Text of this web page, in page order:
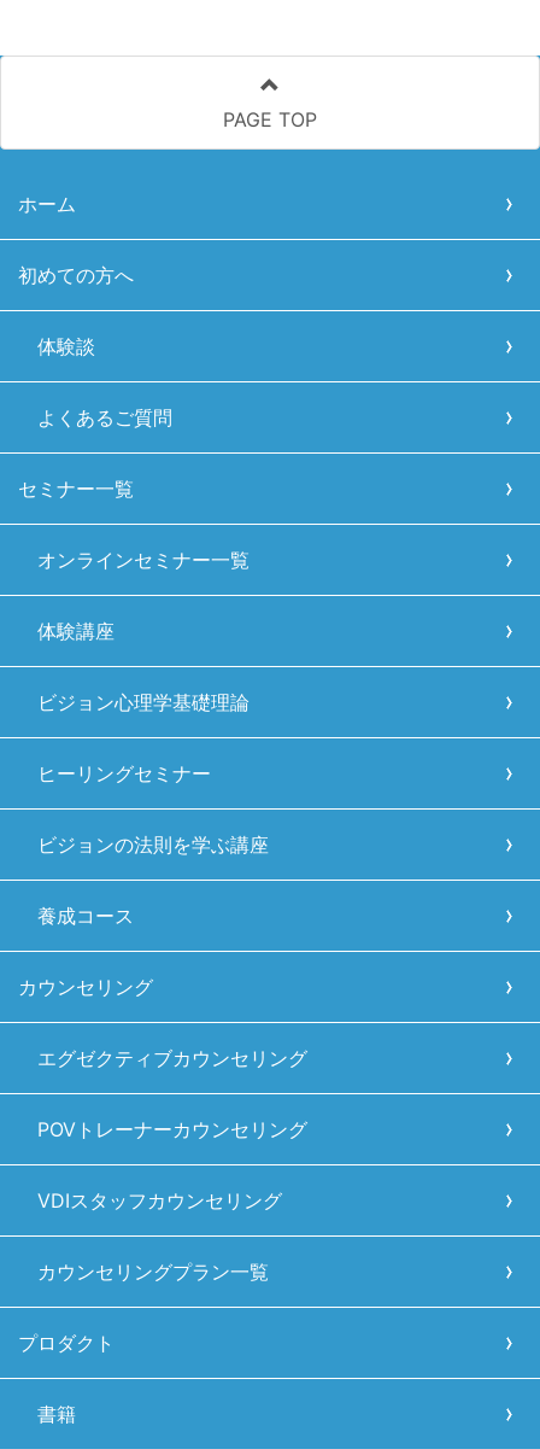
PAGE TOP
ホーム
初めての方へ
体験談
よくあるご質問
セミナー一覧
オンラインセミナー一覧
体験講座
ビジョン心理学基礎理論
ヒーリングセミナー
ビジョンの法則を学ぶ講座
養成コース
カウンセリング
エグゼクティブカウンセリング
POVトレーナーカウンセリング
VDIスタッフカウンセリング
カウンセリングプラン一覧
プロダクト
書籍